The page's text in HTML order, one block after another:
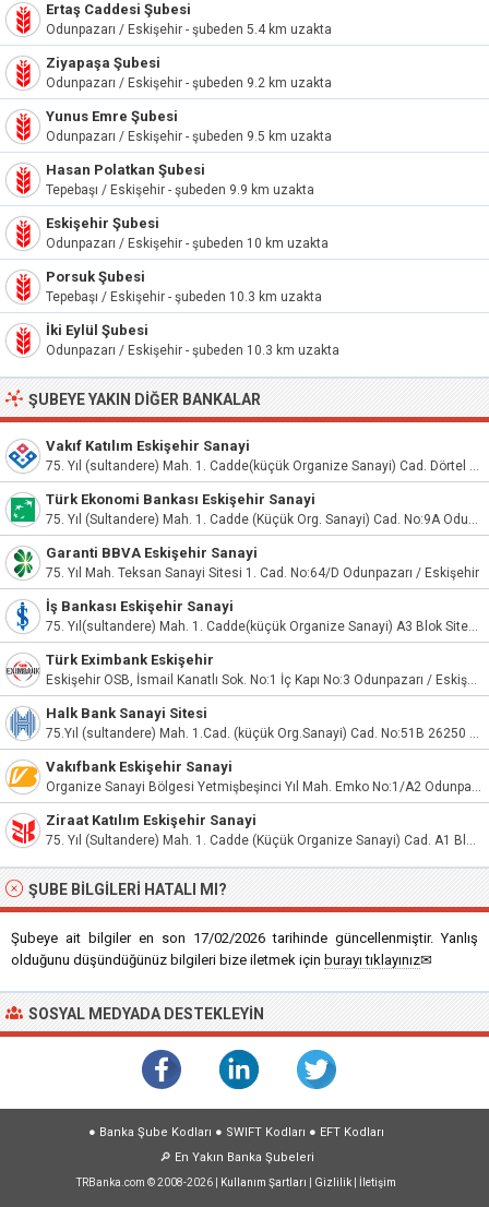
Ertaş Caddesi Şubesi
Odunpazarı / Eskişehir - şubeden 5.4 km uzakta
Ziyapaşa Şubesi
Odunpazarı / Eskişehir - şubeden 9.2 km uzakta
Yunus Emre Şubesi
Odunpazarı / Eskişehir - şubeden 9.5 km uzakta
Hasan Polatkan Şubesi
Tepebaşı / Eskişehir - şubeden 9.9 km uzakta
Eskişehir Şubesi
Odunpazarı / Eskişehir - şubeden 10 km uzakta
Porsuk Şubesi
Tepebaşı / Eskişehir - şubeden 10.3 km uzakta
İki Eylül Şubesi
Odunpazarı / Eskişehir - şubeden 10.3 km uzakta
ŞUBEYE YAKIN DIĞER BANKALAR
Vakıf Katılım Eskişehir Sanayi
75. Yıl (sultandere) Mah. 1. Cadde(küçük Organize Sanayi) Cad. Dörtel Blok No:3C Odunpazarı/Eskişehir
Türk Ekonomi Bankası Eskişehir Sanayi
75. Yıl (Sultandere) Mah. 1. Cadde (Küçük Org. Sanayi) Cad. No:9A Odunpazarı/Eskişehir
Garanti BBVA Eskişehir Sanayi
75. Yıl Mah. Teksan Sanayi Sitesi 1. Cad. No:64/D Odunpazarı / Eskişehir
İş Bankası Eskişehir Sanayi
75. Yıl(sultandere) Mah. 1. Cadde(küçük Organize Sanayi) A3 Blok Sitesi No:35 Odunpazarı
Türk Eximbank Eskişehir
Eskişehir OSB, İsmail Kanatlı Sok. No:1 İç Kapı No:3 Odunpazarı / Eskişehir
Halk Bank Sanayi Sitesi
75.Yıl (sultandere) Mah. 1.Cad. (küçük Org.Sanayi) Cad. No:51B 26250 Odunpazarı
Vakıfbank Eskişehir Sanayi
Organize Sanayi Bölgesi Yetmişbeşinci Yıl Mah. Emko No:1/A2 Odunpazarı/Eskişehir
Ziraat Katılım Eskişehir Sanayi
75. Yıl (Sultandere) Mah. 1. Cadde (Küçük Organize Sanayi) Cad. A1 Blok Sitesi No:55 Odunpazarı / Eskişehir
ŞUBE BILGILERI HATALI MI?
Şubeye ait bilgiler en son 17/02/2026 tarihinde güncellenmiştir. Yanlış
olduğunu düşündüğünüz bilgileri bize iletmek için burayı tıklayınız✉
SOSYAL MEDYADA DESTEKLEYIN
● Banka Şube Kodları ● SWIFT Kodları ● EFT Kodları
🔎 En Yakın Banka Şubeleri
TRBanka.com © 2008-2026 | Kullanım Şartları Gizlilik İletişim